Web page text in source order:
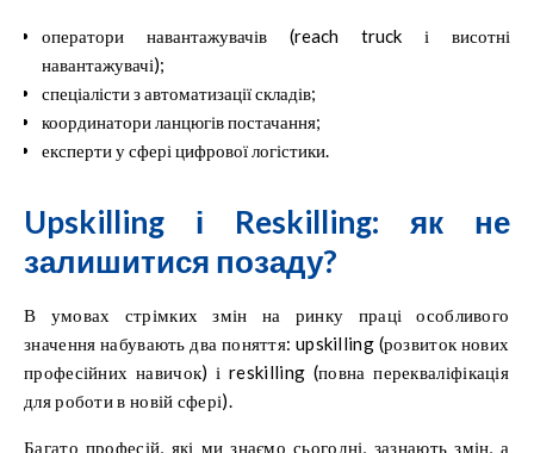
оператори навантажувачів (reach truck і висотні
навантажувачі);
спеціалісти з автоматизації складів;
координатори ланцюгів постачання;
експерти у сфері цифрової логістики.
Upskilling і Reskilling: як не
залишитися позаду?
В умовах стрімких змін на ринку праці особливого
значення набувають два поняття: upskilling (розвиток нових
професійних навичок) і reskilling (повна перекваліфікація
для роботи в новій сфері).
Багато професій, які ми знаємо сьогодні, зазнають змін, а